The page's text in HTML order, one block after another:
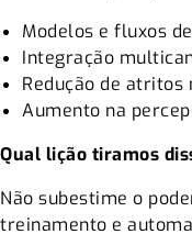
Modelos e fluxos
Integração
Redução de
Aumento na
Qual lição tiramos
Não subestime o
treinamento e